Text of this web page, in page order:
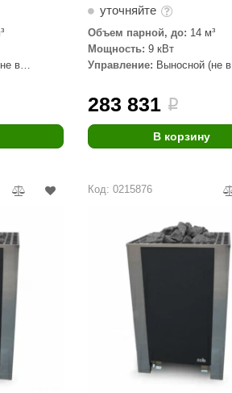
в
уточняйте
Объем парной, до: 14 м³
Мощность: 9 кВт
Управление: Выносной (не в
283 831 i
В корзину
Код: 0215876